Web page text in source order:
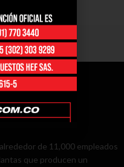
de 11,000 empleados
que producen un